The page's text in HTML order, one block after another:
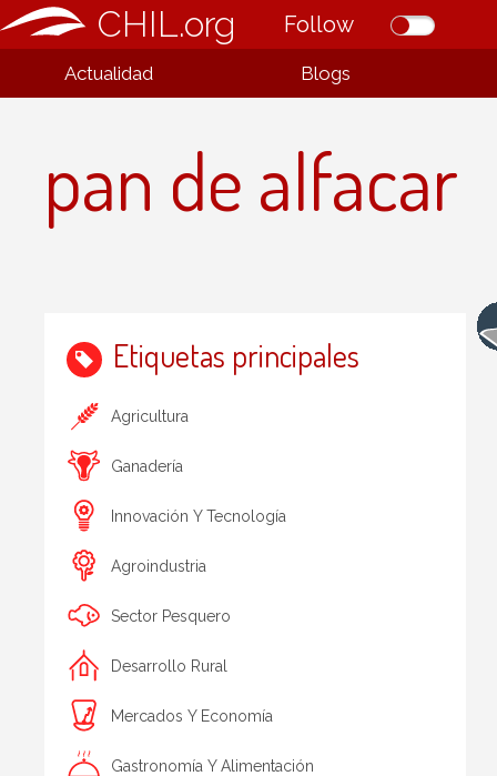
CHIL.org Follow
Actualidad Blogs
pan de alfacar
Etiquetas principales
Agricultura
Ganadería
Innovación Y Tecnología
Agroindustria
Sector Pesquero
Desarrollo Rural
Mercados Y Economía
Gastronomía Y Alimentación